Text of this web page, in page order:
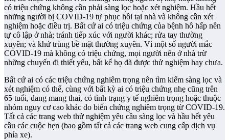
có triệu chứng không cần phải sàng lọc hoặc xét nghiệm. Hầu hết
những người bị COVID-19 tự phục hồi tại nhà và không cần xét
nghiệm hoặc điều trị. Bất cứ ai có triệu chứng của bệnh hô hấp nên
tự cô lập ở nhà; tránh tiếp xúc với người khác; rửa tay thường
xuyên; và khử trùng bề mặt thường xuyên. Vì một số người mắc
COVID-19 mà không có triệu chứng, mọi người nên ở nhà trừ
những chuyến đi thiết yếu, bất kể họ đã được thử nghiệm hay chưa.
Bất cứ ai có các triệu chứng nghiêm trọng nên tìm kiếm sàng lọc và
xét nghiệm có thể, cùng với bất kỳ ai có triệu chứng nhẹ cũng trên
65 tuổi, đang mang thai, có tình trạng y tế nghiêm trọng hoặc thuộc
nhóm nguy cơ cao khác do biến chứng nghiêm trọng từ COVID-19.
Tất cả các trang web thử nghiệm yêu cầu sàng lọc và hầu hết yêu
cầu các cuộc hẹn (bao gồm tất cả các trang web cung cấp dịch vụ
phía xe).